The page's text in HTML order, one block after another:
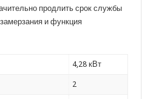
продлить срок службы
и функция
4,28 кВт
2